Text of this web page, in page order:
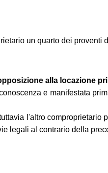
un quarto dei proventi
alla locazione
e manifestata
l'altro
legali al contrario della